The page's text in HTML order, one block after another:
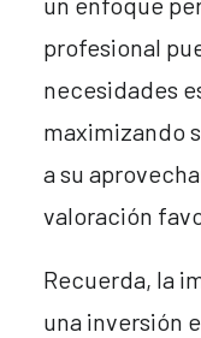
profesional
necesidades
maximizando
a su
valoración
Recuerda, la
una inversión